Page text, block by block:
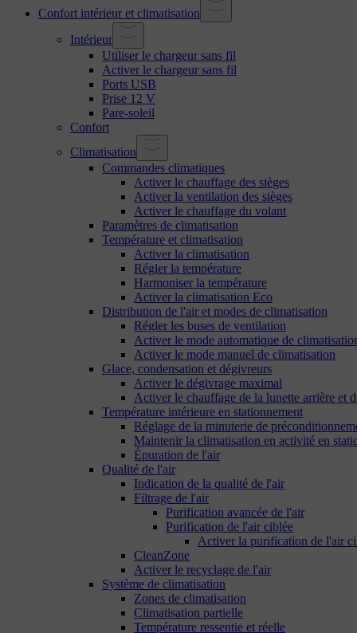
Confort intérieur et climatisation
Intérieur
Utiliser le chargeur sans fil
Activer le chargeur sans fil
Ports USB
Prise 12 V
Pare-soleil
Confort
Climatisation
Commandes climatiques
Activer le chauffage des sièges
Activer la ventilation des sièges
Activer le chauffage du volant
Paramètres de climatisation
Température et climatisation
Activer la climatisation
Régler la température
Harmoniser la température
Activer la climatisation Eco
Distribution de l'air et modes de climatisation
Régler les buses de ventilation
Activer le mode automatique de
Activer le mode manuel de climatisation
Glace, condensation et dégivreurs
Activer le dégivrage maximal
Activer le chauffage de la lunette arrière et
Température intérieure en stationnement
Réglage de la minuterie de
Maintenir la climatisation en activité en
Épuration de l'air
Qualité de l'air
Indication de la qualité de l'air
Filtrage de l'air
Purification avancée de l'air
Purification de l'air ciblée
Activer la purification de l'air
CleanZone
Activer le recyclage de l'air
Système de climatisation
Zones de climatisation
Climatisation partielle
Température ressentie et réelle